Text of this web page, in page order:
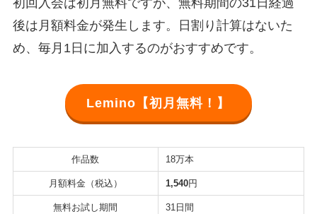
後は月額料金が発生します。日割り計算はないた
め、毎月1日に加入するのがおすすめです。
Lemino【初月無料！】
作品数 18万本
月額料金（税込） 1,540円
無料お試し期間 31日間